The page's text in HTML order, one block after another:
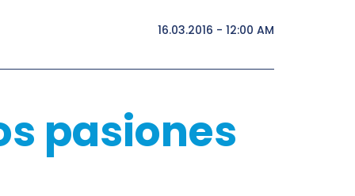
16.03.2016 - 12:00 AM
pasiones